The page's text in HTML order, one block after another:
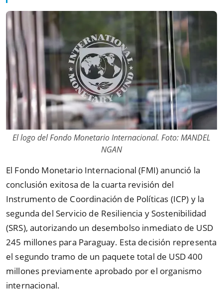
El logo del Fondo Monetario Internacional. Foto: MANDEL
NGAN
El Fondo Monetario Internacional (FMI) anunció la
conclusión exitosa de la cuarta revisión del
Instrumento de Coordinación de Políticas (ICP) y la
segunda del Servicio de Resiliencia y Sostenibilidad
(SRS), autorizando un desembolso inmediato de USD
245 millones para Paraguay. Esta decisión representa
el segundo tramo de un paquete total de USD 400
millones previamente aprobado por el organismo
internacional.